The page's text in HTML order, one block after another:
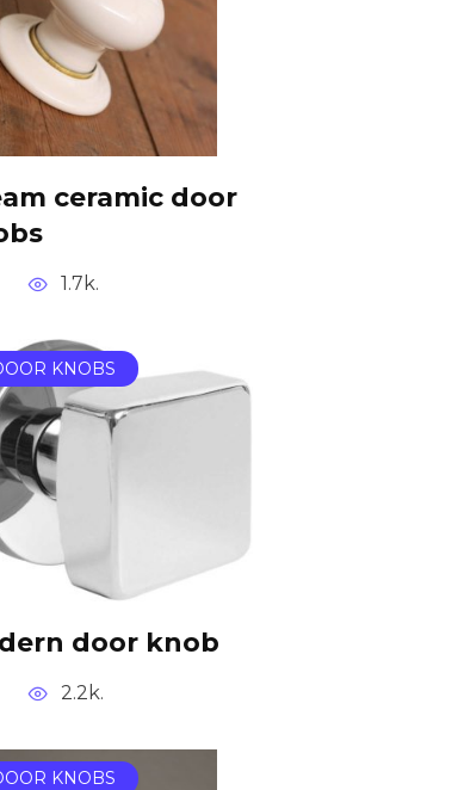
ceramic door
1.7k.
KNOBS
door knob
2.2k.
KNOBS